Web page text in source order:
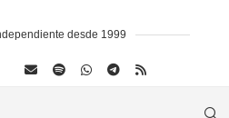
desde 1999